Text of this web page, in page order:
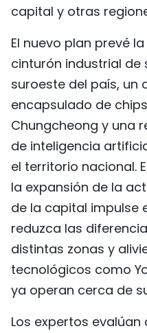
capital y otras
El nuevo plan prevé
cinturón industrial de
suroeste del país, un
encapsulado de
Chungcheong y una
de inteligencia
el territorio nacional.
la expansión de la
de la capital impulse
reduzca las
distintas zonas y
tecnológicos como
ya operan cerca de
Los expertos